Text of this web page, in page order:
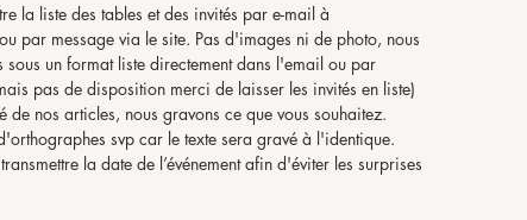
la liste des tables et des invités par e-mail à
par message via le site. Pas d'images ni de photo, nous
sous un format liste directement dans l'email ou par
pas de disposition merci de laisser les invités en liste)
nos articles, nous gravons ce que vous souhaitez.
svp car le texte sera gravé à l'identique.
la date de l’événement afin d'éviter les surprises